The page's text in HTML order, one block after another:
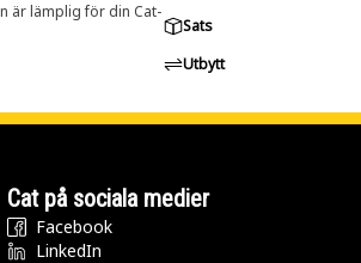
är lämplig för din Cat-
Sats
Utbytt
Cat på sociala medier
Facebook
LinkedIn